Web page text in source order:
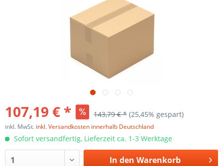
107,19 € * 143,79 € * (25,45% gespart)
inkl. MwSt. inkl. Versandkosten innerhalb Deutschland
Sofort versandfertig, Lieferzeit ca. 1-3 Werktage
In den Warenkorb